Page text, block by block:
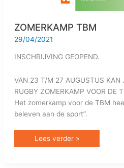
ZOMERKAMP TBM
29/04/2021
INSCHRIJVING GEOPEND.
VAN 23 T/M 27 AUGUSTUS KAN
RUGBY ZOMERKAMP VOOR DE
Het zomerkamp voor de TBM
beleven aan de sport”.
Lees verder »